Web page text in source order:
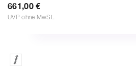
661,00 €
UVP ohne MwSt.